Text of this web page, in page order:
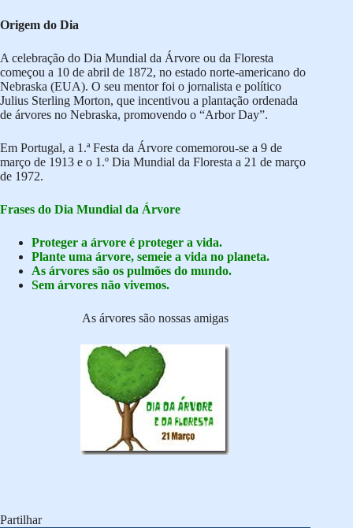
Origem do Dia
A celebração do Dia Mundial da Árvore ou da Floresta
começou a 10 de abril de 1872, no estado norte-americano do
Nebraska (EUA). O seu mentor foi o jornalista e político
Julius Sterling Morton, que incentivou a plantação ordenada
de árvores no Nebraska, promovendo o “Arbor Day”.
Em Portugal, a 1.ª Festa da Árvore comemorou-se a 9 de
março de 1913 e o 1.º Dia Mundial da Floresta a 21 de março
de 1972.
Frases do Dia Mundial da Árvore
Proteger a árvore é proteger a vida.
Plante uma árvore, semeie a vida no planeta.
As árvores são os pulmões do mundo.
Sem árvores não vivemos.
As árvores são nossas amigas
Partilhar